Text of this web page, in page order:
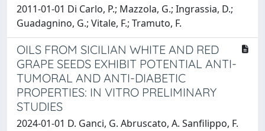
2011-01-01 Di Carlo, P.; Mazzola, G.; Ingrassia, D.;
Guadagnino, G.; Vitale, F.; Tramuto, F.
OILS FROM SICILIAN WHITE AND RED
GRAPE SEEDS EXHIBIT POTENTIAL ANTI-
TUMORAL AND ANTI-DIABETIC
PROPERTIES: IN VITRO PRELIMINARY
STUDIES
2024-01-01 D. Ganci, G. Abruscato, A. Sanfilippo, F.